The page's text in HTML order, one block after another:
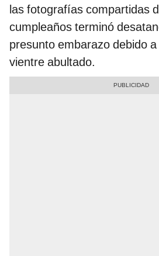
las fotografías compartidas
cumpleaños terminó
presunto embarazo debido
vientre abultado.